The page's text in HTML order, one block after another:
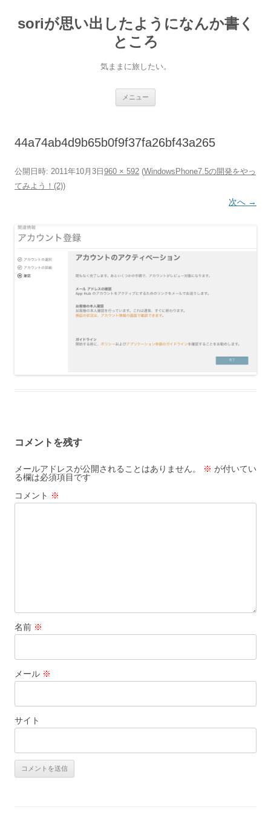
soriが思い出したようになんか書く
ところ
気ままに旅したい。
メニュー
ス
プ
44a74ab4d9b65b0f9f37fa26bf43a265
公開日時: 2011年10月3日 960 × 592 (WindowsPhone7.5の開発をやっ
てみよう！(2))
次へ →
コメントを残す
メールアドレスが公開されることはありません。 ※ が付いてい
る欄は必須項目です
コメント ※
名前 ※
メール ※
サイト